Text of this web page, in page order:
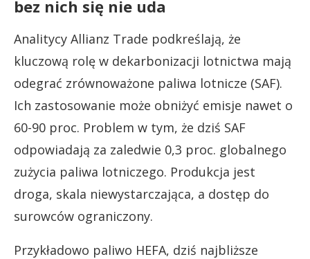
bez nich się nie uda
Analitycy Allianz Trade podkreślają, że
kluczową rolę w dekarbonizacji lotnictwa mają
odegrać zrównoważone paliwa lotnicze (SAF).
Ich zastosowanie może obniżyć emisje nawet o
60-90 proc. Problem w tym, że dziś SAF
odpowiadają za zaledwie 0,3 proc. globalnego
zużycia paliwa lotniczego. Produkcja jest
droga, skala niewystarczająca, a dostęp do
surowców ograniczony.
Przykładowo paliwo HEFA, dziś najbliższe